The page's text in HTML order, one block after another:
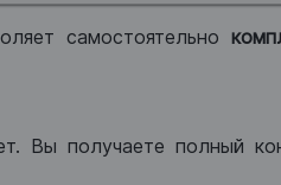
самостоятельно
Вы получаете полный